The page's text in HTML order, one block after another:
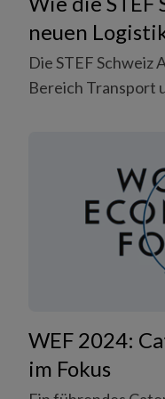
neuen
flexiblem
Die STEF Schweiz
Bereich Transport
das Unternehmen
flexiblem Personal
Expansionserfolg.
WEF 2024:
im Fokus